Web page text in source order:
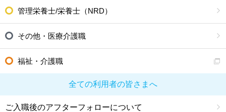
管理栄養士/栄養士（NRD）
その他・医療介護職
福祉・介護職
全ての利用者の皆さまへ
ご入職後のアフターフォローについて